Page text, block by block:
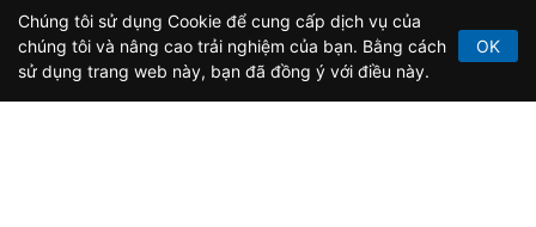
Giấy phép hoạt động báo chí điện tử số 64/GP-BTTTT do Bộ
Thông tin và Truyền thông cấp ngày 21/2/2020.
Chúng tôi sử dụng Cookie để cung cấp dịch vụ của
chúng tôi và nâng cao trải nghiệm của bạn. Bằng cách
sử dụng trang web này, bạn đã đồng ý với điều này.
OK